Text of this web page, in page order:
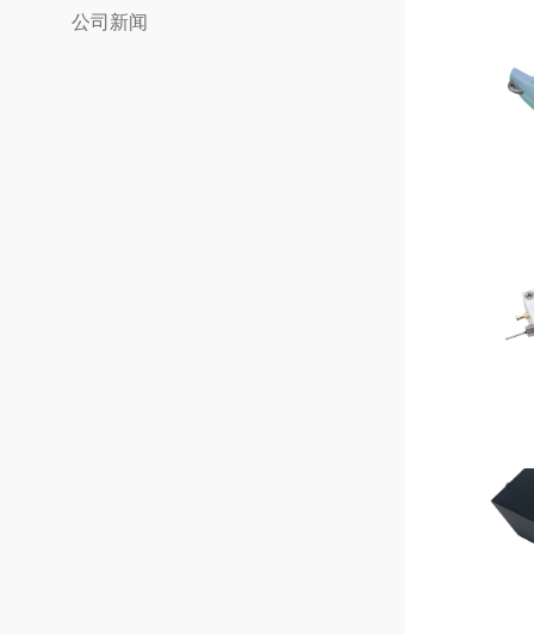
公司新闻